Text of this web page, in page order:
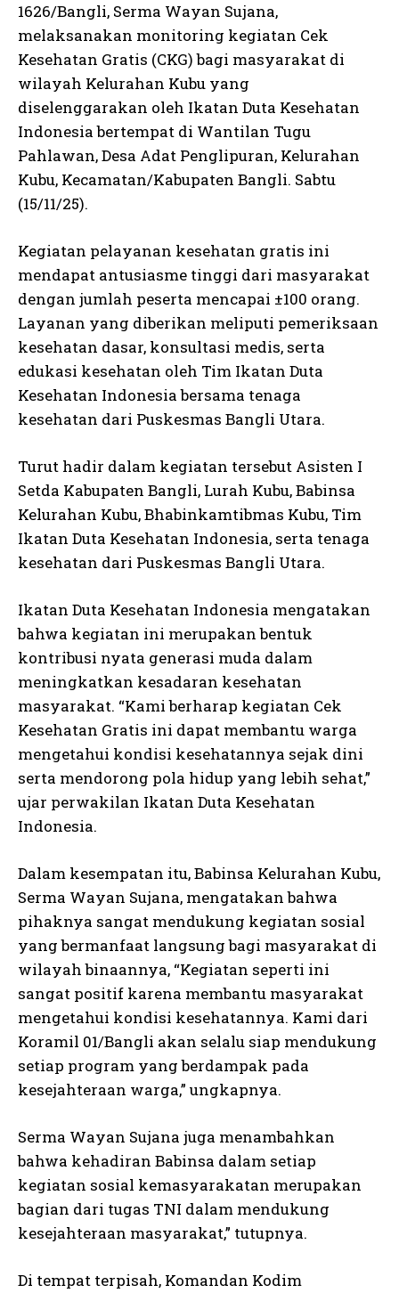
1626/Bangli, Serma Wayan Sujana,
melaksanakan monitoring kegiatan Cek
Kesehatan Gratis (CKG) bagi masyarakat di
wilayah Kelurahan Kubu yang
diselenggarakan oleh Ikatan Duta Kesehatan
Indonesia bertempat di Wantilan Tugu
Pahlawan, Desa Adat Penglipuran, Kelurahan
Kubu, Kecamatan/Kabupaten Bangli. Sabtu
(15/11/25).
Kegiatan pelayanan kesehatan gratis ini
mendapat antusiasme tinggi dari masyarakat
dengan jumlah peserta mencapai ±100 orang.
Layanan yang diberikan meliputi pemeriksaan
kesehatan dasar, konsultasi medis, serta
edukasi kesehatan oleh Tim Ikatan Duta
Kesehatan Indonesia bersama tenaga
kesehatan dari Puskesmas Bangli Utara.
Turut hadir dalam kegiatan tersebut Asisten I
Setda Kabupaten Bangli, Lurah Kubu, Babinsa
Kelurahan Kubu, Bhabinkamtibmas Kubu, Tim
Ikatan Duta Kesehatan Indonesia, serta tenaga
kesehatan dari Puskesmas Bangli Utara.
Ikatan Duta Kesehatan Indonesia mengatakan
bahwa kegiatan ini merupakan bentuk
kontribusi nyata generasi muda dalam
meningkatkan kesadaran kesehatan
masyarakat. “Kami berharap kegiatan Cek
Kesehatan Gratis ini dapat membantu warga
mengetahui kondisi kesehatannya sejak dini
serta mendorong pola hidup yang lebih sehat,”
ujar perwakilan Ikatan Duta Kesehatan
Indonesia.
Dalam kesempatan itu, Babinsa Kelurahan Kubu,
Serma Wayan Sujana, mengatakan bahwa
pihaknya sangat mendukung kegiatan sosial
yang bermanfaat langsung bagi masyarakat di
wilayah binaannya, “Kegiatan seperti ini
sangat positif karena membantu masyarakat
mengetahui kondisi kesehatannya. Kami dari
Koramil 01/Bangli akan selalu siap mendukung
setiap program yang berdampak pada
kesejahteraan warga,” ungkapnya.
Serma Wayan Sujana juga menambahkan
bahwa kehadiran Babinsa dalam setiap
kegiatan sosial kemasyarakatan merupakan
bagian dari tugas TNI dalam mendukung
kesejahteraan masyarakat,” tutupnya.
Di tempat terpisah, Komandan Kodim